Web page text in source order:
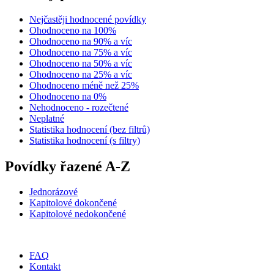
Nejčastěji hodnocené povídky
Ohodnoceno na 100%
Ohodnoceno na 90% a víc
Ohodnoceno na 75% a víc
Ohodnoceno na 50% a víc
Ohodnoceno na 25% a víc
Ohodnoceno méně než 25%
Ohodnoceno na 0%
Nehodnoceno - rozečtené
Neplatné
Statistika hodnocení (bez filtrů)
Statistika hodnocení (s filtry)
Povídky řazené A-Z
Jednorázové
Kapitolové dokončené
Kapitolové nedokončené
FAQ
Kontakt